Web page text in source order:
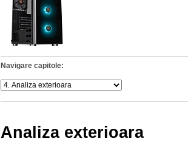
Navigare capitole:
Analiza exterioara